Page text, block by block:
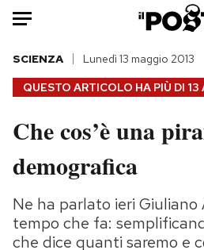
Auto
HOME
Italia
Politica
Tecnologia
Internet
QUESTO ARTICOLO HA PIÙ DI 13
SCIENZA Lunedì 13 maggio 2013
Che cos’è una
demografica
Ne ha parlato ieri Giuliano
tempo che fa:
che dice quanti saremo e